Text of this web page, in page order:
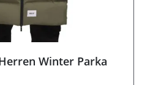
Winter Parka